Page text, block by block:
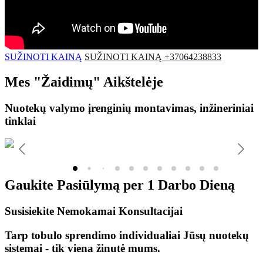
SUŽINOTI KAINĄ SUŽINOTI KAINĄ +37064238833
Mes "Žaidimų" Aikštelėje
Nuotekų valymo įrenginių montavimas, inžineriniai
tinklai
Gaukite Pasiūlymą per 1 Darbo Dieną
Susisiekite Nemokamai Konsultacijai
Tarp tobulo sprendimo individualiai Jūsų nuotekų
sistemai - tik viena žinutė mums.